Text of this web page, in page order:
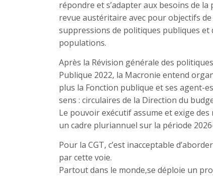
répondre et s’adapter aux besoins de
revue austéritaire avec pour objectifs
suppressions de politiques publiques et
populations.
Après la Révision générale des
Publique 2022, la Macronie entend
plus la Fonction publique et ses agent-
sens : circulaires de la Direction du
Le pouvoir exécutif assume et exige
un cadre pluriannuel sur la période
Pour la CGT, c’est inacceptable
par cette voie.
Partout dans le monde,se déploie un